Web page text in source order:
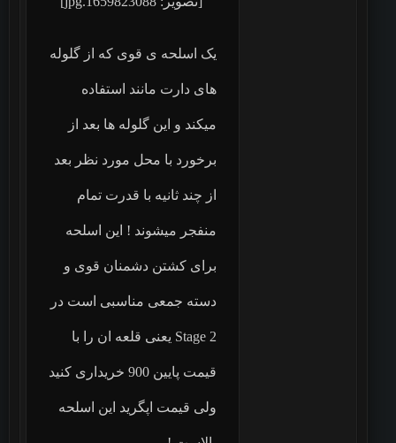
یک اسلحه ی قوی که از گلوله
های دارت مانند استفاده
میکند و این گلوله ها بعد از
برخورد با محل مورد نظر بعد
از چند ثانیه با قدرت تمام
منفجر میشوند ! این اسلحه
برای کشتن دشمنان قوی و
دسته جمعی مناسبی است در
Stage 2 یعنی قلعه ان را با
قیمت پایین 900 خریداری کنید
ولی قیمت اپگرید این اسلحه